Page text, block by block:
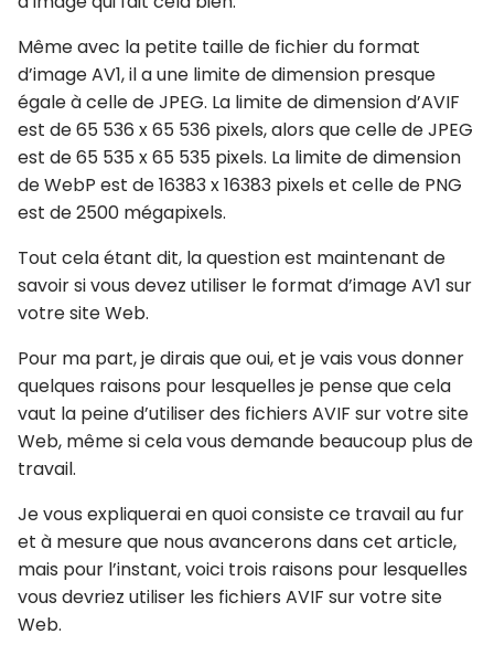
Même avec la petite taille de fichier du format
d’image AV1, il a une limite de dimension presque
égale à celle de JPEG. La limite de dimension d’AVIF
est de 65 536 x 65 536 pixels, alors que celle de JPEG
est de 65 535 x 65 535 pixels. La limite de dimension
de WebP est de 16383 x 16383 pixels et celle de PNG
est de 2500 mégapixels.
Tout cela étant dit, la question est maintenant de
savoir si vous devez utiliser le format d’image AV1 sur
votre site Web.
Pour ma part, je dirais que oui, et je vais vous donner
quelques raisons pour lesquelles je pense que cela
vaut la peine d’utiliser des fichiers AVIF sur votre site
Web, même si cela vous demande beaucoup plus de
travail.
Je vous expliquerai en quoi consiste ce travail au fur
et à mesure que nous avancerons dans cet article,
mais pour l’instant, voici trois raisons pour lesquelles
vous devriez utiliser les fichiers AVIF sur votre site
Web.